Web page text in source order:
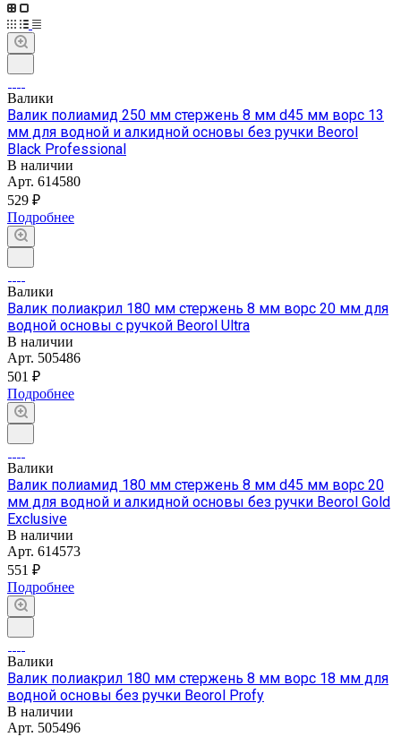
Валики
Валик полиамид 250 мм стержень 8 мм d45 мм ворс 13
мм для водной и алкидной основы без ручки Beorol
Black Professional
В наличии
Арт. 614580
529 ₽
Подробнее
Валики
Валик полиакрил 180 мм стержень 8 мм ворс 20 мм для
водной основы с ручкой Beorol Ultra
В наличии
Арт. 505486
501 ₽
Подробнее
Валики
Валик полиамид 180 мм стержень 8 мм d45 мм ворс 20
мм для водной и алкидной основы без ручки Beorol Gold
Exclusive
В наличии
Арт. 614573
551 ₽
Подробнее
Валики
Валик полиакрил 180 мм стержень 8 мм ворс 18 мм для
водной основы без ручки Beorol Profy
В наличии
Арт. 505496